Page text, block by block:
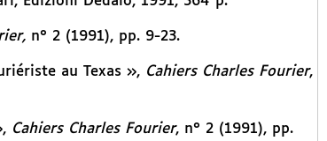
n° 2 (1991), pp. 9-23.
au Texas », Cahiers Charles Fourier,
Cahiers Charles Fourier, n° 2 (1991), pp.